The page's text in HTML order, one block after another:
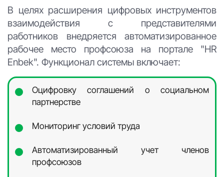
В целях расширения цифровых инструментов
взаимодействия с представителями
работников внедряется автоматизированное
рабочее место профсоюза на портале "HR
Enbek". Функционал системы включает:
Оцифровку соглашений о социальном
партнерстве
Мониторинг условий труда
Автоматизированный учет членов
профсоюзов